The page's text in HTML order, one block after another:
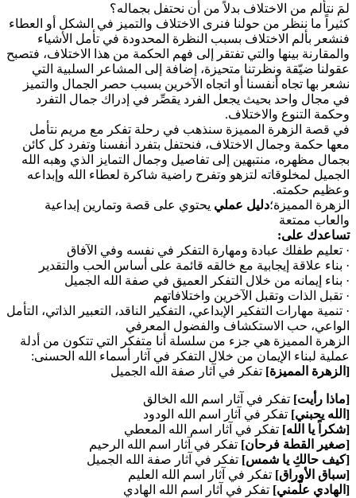
لمَ نتألم من الاختلاف بدلاً من أن نحتفل بجماله؟
كثيراً ما ننظر من حولنا فنرى الاختلاف والتميز في الشكل أو العطاء
فنشعر بألم الاختلاف بسبب النظرة المحدودة في تأمل الأشياء
والمقارنة بينها والتي تفتقر إلى فهم الحكمة من هذا الاختلاف، فتصبح
عقولنا ضيّقة ونظرتنا متحيزة، إضافة إلى المشاعر السلبية التي
نشعر بها تجاه أنفسنا أو اتجاه الآخرين بسبب حصر الجمال والتميز
في مجال واحد بحيث يجعل الفرد يقصِّر في إدراك جمال التفرد
وحكمة التنوع والاختلاف.
في قصة الزهرة المميزة سنذهب في رحلة تفكر مع مريم نتأمل
معها حكمة وجمال الاختلاف، فنحتفل بتفرد أنفسنا وتفرد كل كائن
بجمال مظهره، منتبهين إلى تفاصيل وجمال التمايز الذي وهبه الله
الجميل لمخلوقاته لتزهو وتفرح راضية شاكرة لعطاء الله وإبداعه
وعظيم حكمته.
الزهرة المميزة؛دليل عملي يحتوي على قصة وتمارين إبداعية
والعاب ممتعة
تساعدك على:
· تعليم طفلك عبادة ومهارة التفكر في نفسه وفي الآفاق
· بناء علاقة إيجابية مع خالقه قائمة على أساس الحب والتقدير
· بناء إيمانه من خلال التفكر العميق في صفة الله الجميل
· تقبل الذات وتقبل الآخرين واختلافاتهم
· تنمية مهارات التفكير الإبداعي، التفكير الناقد، التعبير الذاتي، التأمل
الواعي، حب الاستكشاف والفضول المعرفي
الزهرة المميزة هي جزء من سلسلة أنا متفكر التي تتكون من أدلة
عملية لبناء الإيمان من خلال التفكر في آثار أسماء الله الحسنى:
[ الزهرة المميزة] تفكر في آثار صفة الله الجميل
[ماذا رأيت] تفكر في آثار اسم الله الخالق
[الله يحبني] تفكر في آثار اسم الله الودود
[شكراً يا الله] تفكر في آثار اسم الله المعطي
[صغير القطة فرحان] تفكر في آثار اسم الله الرحيم
[كيف حالكِ يا شمس] تفكر في آثار صفة الله الجميل
[سباق الأوراق] تفكر في آثار اسم الله العليم
[الهادي علّمني] تفكر في آثار اسم الله الهادي